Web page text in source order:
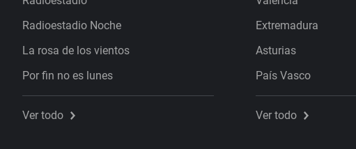
Radioestadio Noche
La rosa de los vientos
Por fin no es lunes
Ver todo
Extremadura
Asturias
País Vasco
Ver todo